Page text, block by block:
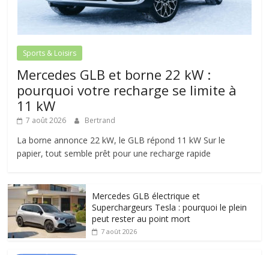
Sports & Loisirs
Mercedes GLB et borne 22 kW :
pourquoi votre recharge se limite à
11 kW
7 août 2026 Bertrand
La borne annonce 22 kW, le GLB répond 11 kW Sur le
papier, tout semble prêt pour une recharge rapide
Mercedes GLB électrique et
Superchargeurs Tesla : pourquoi le plein
peut rester au point mort
7 août 2026